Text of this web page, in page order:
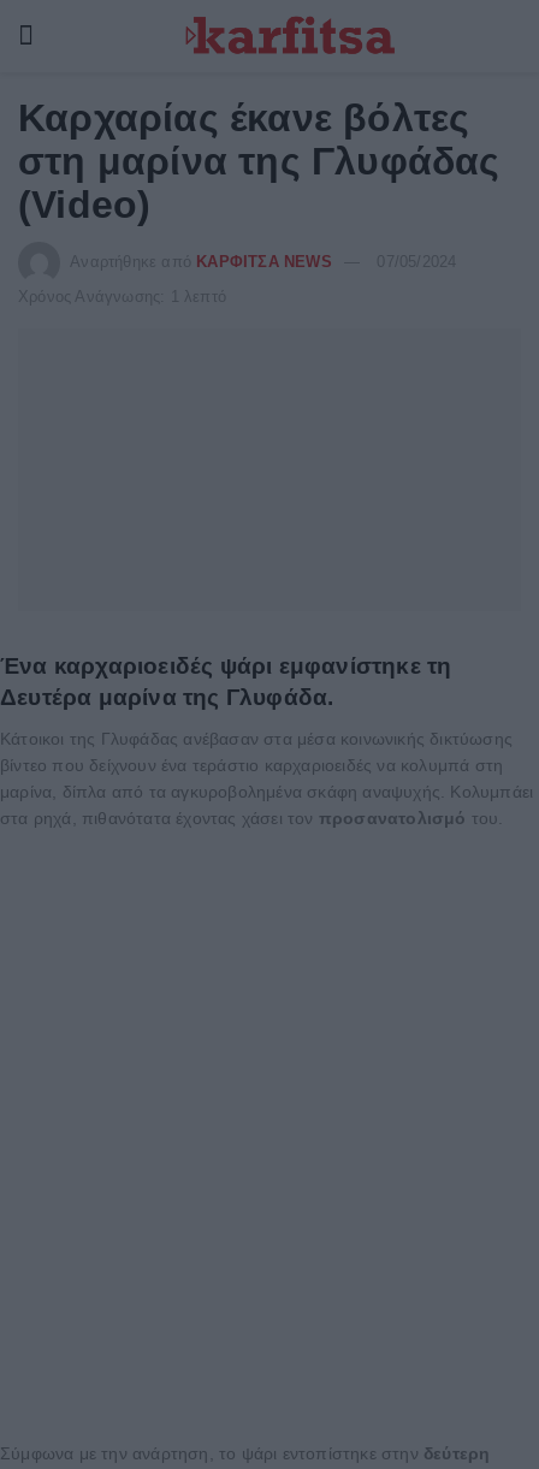
Καρχαρίας έκανε βόλτες
στη μαρίνα της Γλυφάδας
(Video)
Αναρτήθηκε από ΚΑΡΦΙΤΣΑ NEWS
07/05/2024
Χρόνος Ανάγνωσης: 1 λεπτό
Ένα καρχαριοειδές ψάρι εμφανίστηκε τη
Δευτέρα μαρίνα της Γλυφάδα.
Κάτοικοι της Γλυφάδας ανέβασαν στα μέσα κοινωνικής δικτύωσης
βίντεο που δείχνουν ένα τεράστιο καρχαριοειδές να κολυμπά στη
μαρίνα, δίπλα από τα αγκυροβολημένα σκάφη αναψυχής. Κολυμπάει
στα ρηχά, πιθανότατα έχοντας χάσει τον προσανατολισμό του.
Σύμφωνα με την ανάρτηση, το ψάρι εντοπίστηκε στην δεύτερη